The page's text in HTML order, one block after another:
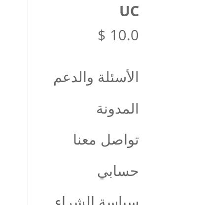
UC
$ 10.0
الأسئلة والدعم
المدونة
تواصل معنا
حسابي